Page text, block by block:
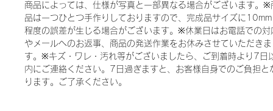
商品によっては、仕様が写真と一部異なる場合がございます。※
品は一つひとつ手作りしておりますので、完成品サイズに10mm
程度の誤差が生じる場合がございます。※休業日はお電話での対
やメールへのお返事、商品の発送作業をお休みさせていただきま
す。※キズ・ワレ・汚れ等がございましたら、ご到着時より7日
内にご連絡ください。7日過ぎますと、お客様自身でのご負担と
ります。ご了承ください。